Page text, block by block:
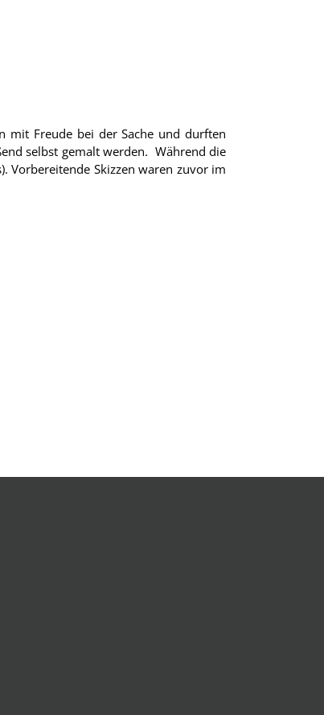
mit Freude bei der Sache und durften
selbst gemalt werden. Während die
Vorbereitende Skizzen waren zuvor im